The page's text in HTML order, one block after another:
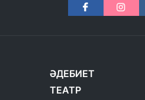
ӘДЕБИЕТ
ТЕАТР